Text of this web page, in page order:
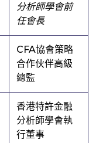
分析師學會前
任會長
CFA協會策略
合作伙伴高級
總監
香港特許金融
分析師學會執
行董事